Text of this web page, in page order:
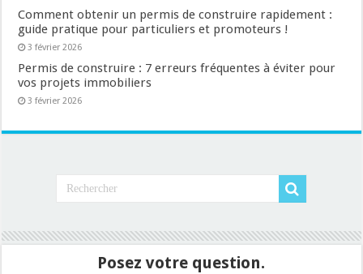
Comment obtenir un permis de construire rapidement :
guide pratique pour particuliers et promoteurs !
3 février 2026
Permis de construire : 7 erreurs fréquentes à éviter pour
vos projets immobiliers
3 février 2026
Posez votre question.